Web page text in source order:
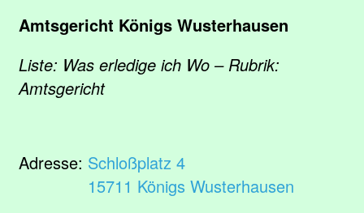
Amtsgericht Königs Wusterhausen
Liste: Was erledige ich Wo – Rubrik:
Amtsgericht
Adresse: Schloßplatz 4
15711 Königs Wusterhausen